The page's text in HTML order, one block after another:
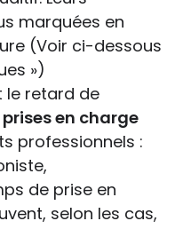
marquées en
(Voir ci-dessous
»)
le retard de
prises en charge
professionnels :
de prise en
selon les cas,